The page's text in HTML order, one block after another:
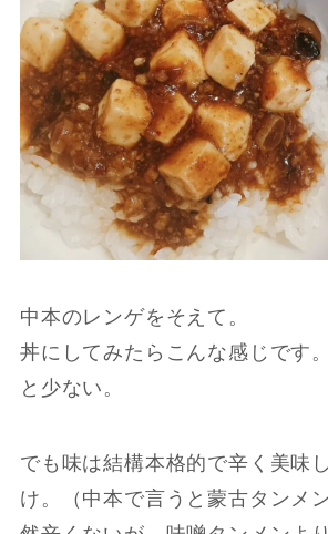
中本のレンゲをそえて。
丼にしてみたらこんな感じです
と少ない。
でも味は結構本格的で辛く美味
け。（中本で言うと蒙古タンメ